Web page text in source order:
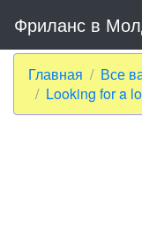
Фриланс в
Главная
Все
Looking for a